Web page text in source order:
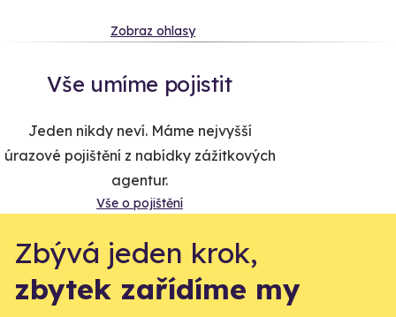
Zobraz ohlasy
Vše umíme pojistit
Jeden nikdy neví. Máme nejvyšší
úrazové pojištění z nabídky zážitkových
agentur.
Vše o pojištění
Zbývá jeden krok,
zbytek zařídíme my